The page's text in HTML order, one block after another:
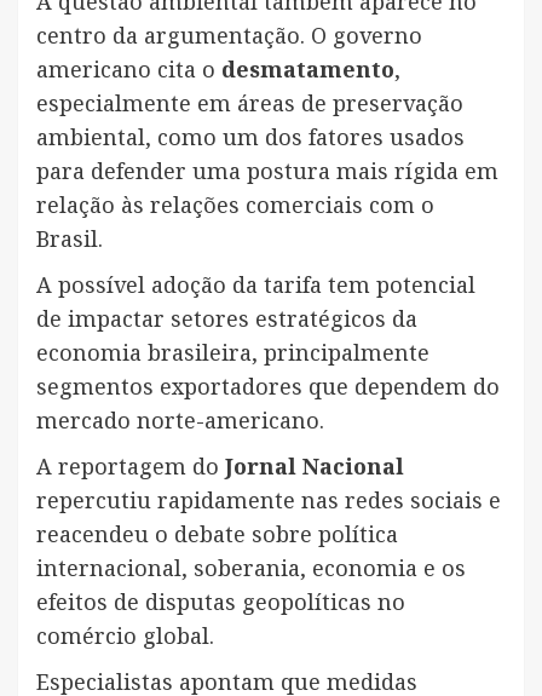
centro da argumentação. O governo
americano cita o desmatamento,
especialmente em áreas de preservação
ambiental, como um dos fatores usados
para defender uma postura mais rígida em
relação às relações comerciais com o
Brasil.
A possível adoção da tarifa tem potencial
de impactar setores estratégicos da
economia brasileira, principalmente
segmentos exportadores que dependem do
mercado norte-americano.
A reportagem do Jornal Nacional
repercutiu rapidamente nas redes sociais e
reacendeu o debate sobre política
internacional, soberania, economia e os
efeitos de disputas geopolíticas no
comércio global.
Especialistas apontam que medidas